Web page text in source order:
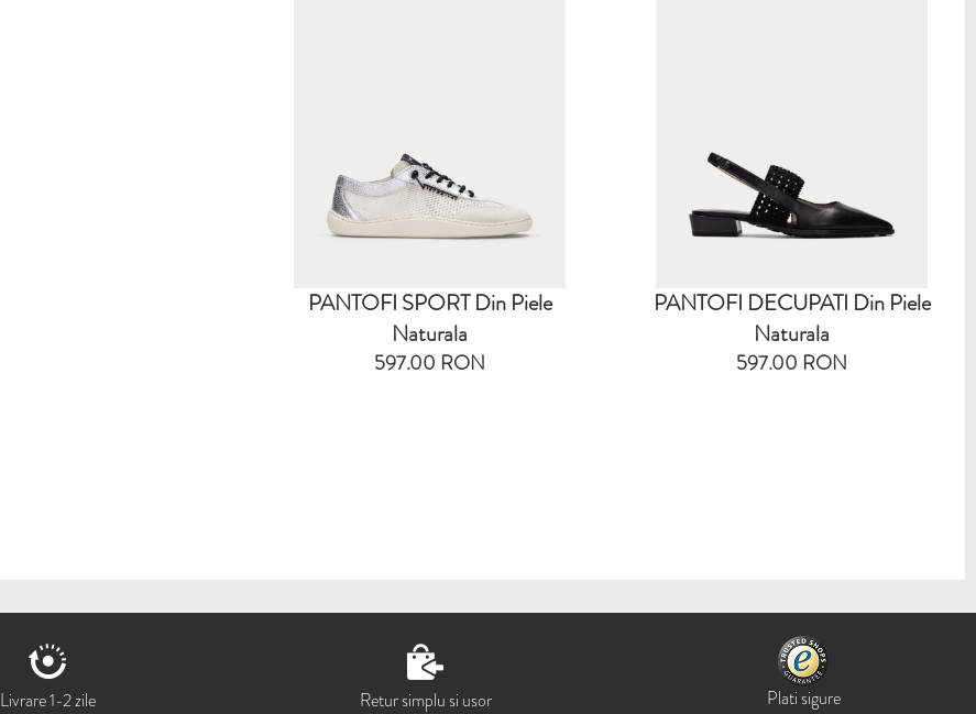
PANTOFI SPORT Din Piele
Naturala
597.00 RON
PANTOFI DECUPATI Din Piele
Naturala
597.00 RON
Livrare 1-2 zile Retur simplu si usor Plati sigure